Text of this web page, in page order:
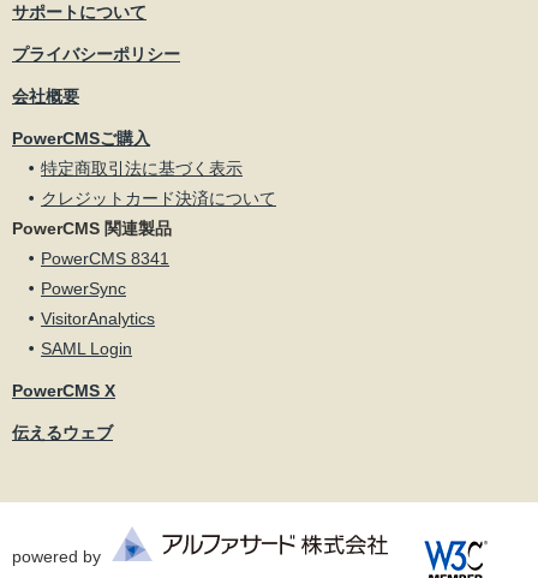
サポートについて
プライバシーポリシー
会社概要
PowerCMSご購入
特定商取引法に基づく表示
クレジットカード決済について
PowerCMS 関連製品
PowerCMS 8341
PowerSync
VisitorAnalytics
SAML Login
PowerCMS X
伝えるウェブ
powered by